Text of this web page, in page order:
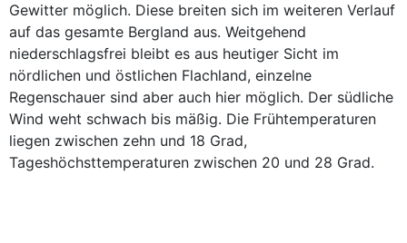
Gewitter möglich. Diese breiten sich im weiteren Verlauf
auf das gesamte Bergland aus. Weitgehend
niederschlagsfrei bleibt es aus heutiger Sicht im
nördlichen und östlichen Flachland, einzelne
Regenschauer sind aber auch hier möglich. Der südliche
Wind weht schwach bis mäßig. Die Frühtemperaturen
liegen zwischen zehn und 18 Grad,
Tageshöchsttemperaturen zwischen 20 und 28 Grad.